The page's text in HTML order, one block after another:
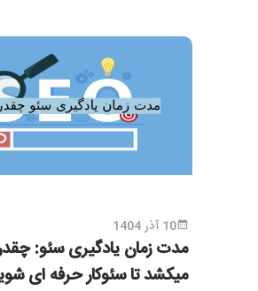
10 آذر 1404
مدت زمان یادگیری سئو:
میکشد تا سئوکار حرفه ای